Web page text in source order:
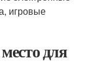
игровые
для